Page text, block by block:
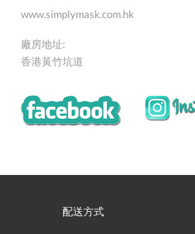
www.simplymask.com.hk
廠房地址:
香港黃竹坑道
配送方式